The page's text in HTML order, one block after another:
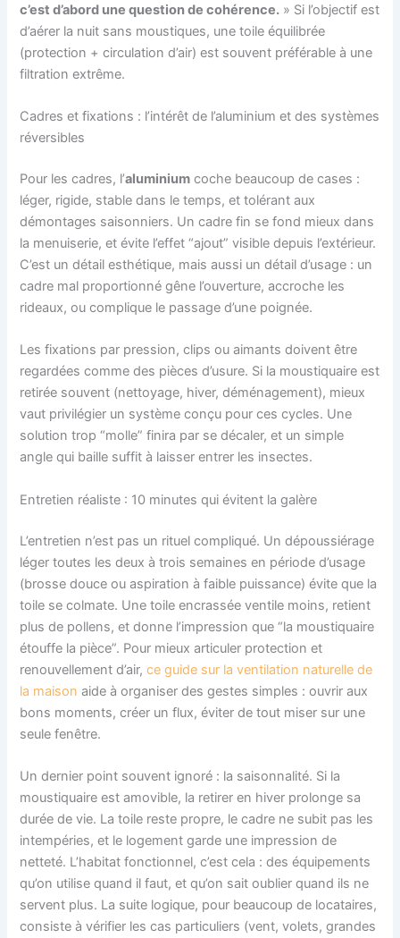
c’est d’abord une question de cohérence. » Si l’objectif est
d’aérer la nuit sans moustiques, une toile équilibrée
(protection + circulation d’air) est souvent préférable à une
filtration extrême.
Cadres et fixations : l’intérêt de l’aluminium et des systèmes
réversibles
Pour les cadres, l’aluminium coche beaucoup de cases :
léger, rigide, stable dans le temps, et tolérant aux
démontages saisonniers. Un cadre fin se fond mieux dans
la menuiserie, et évite l’effet “ajout” visible depuis l’extérieur.
C’est un détail esthétique, mais aussi un détail d’usage : un
cadre mal proportionné gêne l’ouverture, accroche les
rideaux, ou complique le passage d’une poignée.
Les fixations par pression, clips ou aimants doivent être
regardées comme des pièces d’usure. Si la moustiquaire est
retirée souvent (nettoyage, hiver, déménagement), mieux
vaut privilégier un système conçu pour ces cycles. Une
solution trop “molle” finira par se décaler, et un simple
angle qui baille suffit à laisser entrer les insectes.
Entretien réaliste : 10 minutes qui évitent la galère
L’entretien n’est pas un rituel compliqué. Un dépoussiérage
léger toutes les deux à trois semaines en période d’usage
(brosse douce ou aspiration à faible puissance) évite que la
toile se colmate. Une toile encrassée ventile moins, retient
plus de pollens, et donne l’impression que “la moustiquaire
étouffe la pièce”. Pour mieux articuler protection et
renouvellement d’air,ce guide sur la ventilation naturelle de
la maison aide à organiser des gestes simples : ouvrir aux
bons moments, créer un flux, éviter de tout miser sur une
seule fenêtre.
Un dernier point souvent ignoré : la saisonnalité. Si la
moustiquaire est amovible, la retirer en hiver prolonge sa
durée de vie. La toile reste propre, le cadre ne subit pas les
intempéries, et le logement garde une impression de
netteté. L’habitat fonctionnel, c’est cela : des équipements
qu’on utilise quand il faut, et qu’on sait oublier quand ils ne
servent plus. La suite logique, pour beaucoup de locataires,
consiste à vérifier les cas particuliers (vent, volets, grandes